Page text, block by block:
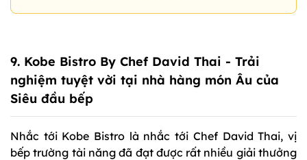
9. Kobe Bistro By Chef David Thai - Trải
nghiệm tuyệt vời tại nhà hàng món Âu của
Siêu đầu bếp
Nhắc tới Kobe Bistro là nhắc tới Chef David Thai, vị
bếp trường tài năng đã đạt được rất nhiều giải thưởng